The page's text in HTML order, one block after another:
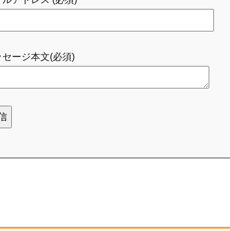
セージ本文(必須)